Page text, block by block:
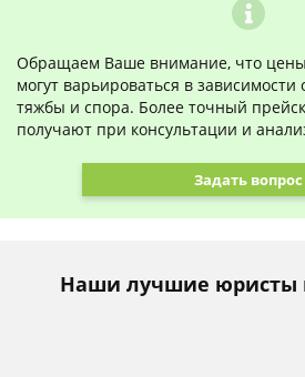
Обращаем Ваше внимание, что цены
могут варьироваться в зависимости
тяжбы и спора. Более точный
получают при консультации и
Задать вопрос
Наши лучшие юристы